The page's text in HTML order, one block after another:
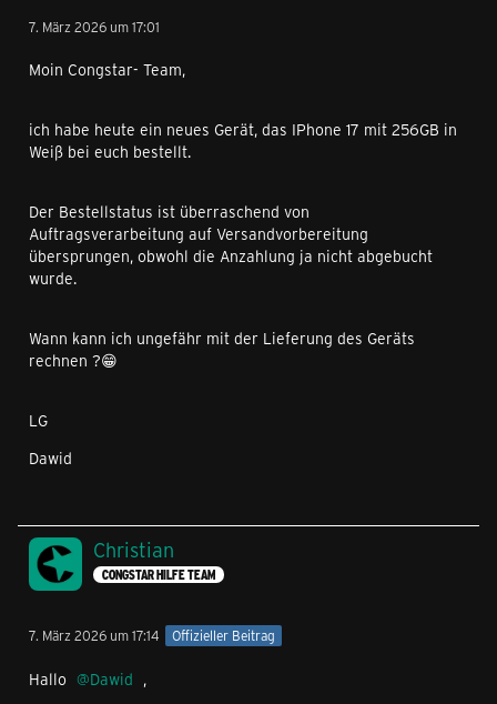
7. März 2026 um 17:01
Moin Congstar- Team,
ich habe heute ein neues Gerät, das IPhone 17 mit 256GB in
Weiß bei euch bestellt.
Der Bestellstatus ist überraschend von
Auftragsverarbeitung auf Versandvorbereitung
übersprungen, obwohl die Anzahlung ja nicht abgebucht
wurde.
Wann kann ich ungefähr mit der Lieferung des Geräts
rechnen ?😁
LG
Dawid
Christian
CONGSTAR HILFE TEAM
7. März 2026 um 17:14 Offizieller Beitrag
Hallo Dawid ,